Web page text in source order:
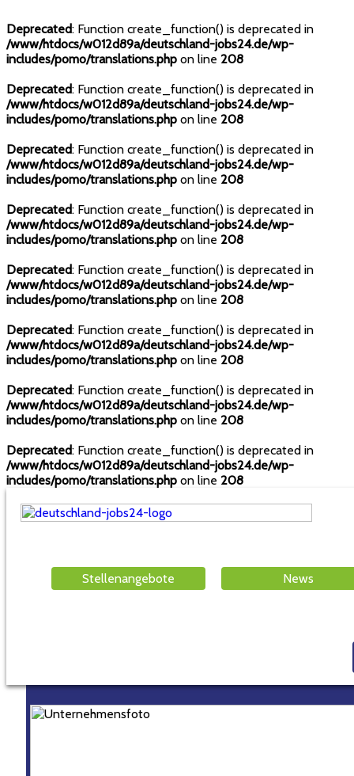
Deprecated: Function create_function() is deprecated in
/www/htdocs/w012d89a/deutschland-jobs24.de/wp-
includes/pomo/translations.php on line 208
Deprecated: Function create_function() is deprecated in
/www/htdocs/w012d89a/deutschland-jobs24.de/wp-
includes/pomo/translations.php on line 208
Deprecated: Function create_function() is deprecated in
/www/htdocs/w012d89a/deutschland-jobs24.de/wp-
includes/pomo/translations.php on line 208
Deprecated: Function create_function() is deprecated in
/www/htdocs/w012d89a/deutschland-jobs24.de/wp-
includes/pomo/translations.php on line 208
Deprecated: Function create_function() is deprecated in
/www/htdocs/w012d89a/deutschland-jobs24.de/wp-
includes/pomo/translations.php on line 208
Deprecated: Function create_function() is deprecated in
/www/htdocs/w012d89a/deutschland-jobs24.de/wp-
includes/pomo/translations.php on line 208
Deprecated: Function create_function() is deprecated in
/www/htdocs/w012d89a/deutschland-jobs24.de/wp-
includes/pomo/translations.php on line 208
Deprecated: Function create_function() is deprecated in
/www/htdocs/w012d89a/deutschland-jobs24.de/wp-
includes/pomo/translations.php on line 208
Stellenangebote News